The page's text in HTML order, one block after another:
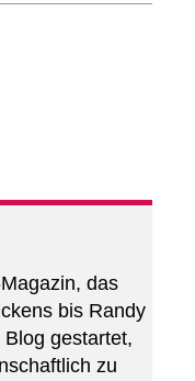
das
bis Randy
gestartet,
zu